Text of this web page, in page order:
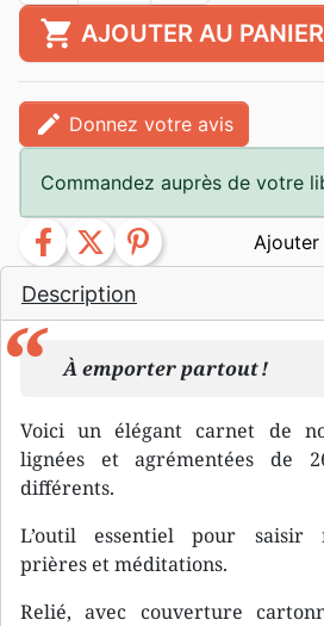
Description
À emporter partout !
Voici un élégant carnet de
lignées et agrémentées de
différents.
L’outil essentiel pour saisir
prières et méditations.
Relié, avec couverture
shopping_cart AJOUTER AU PANIER
edit Donnez votre avis
Commandez auprès de votre
facebook twitter pinterest